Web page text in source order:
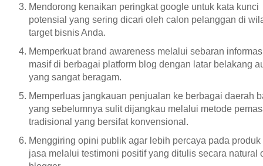
Mendorong kenaikan peringkat google untuk kata kunci
potensial yang sering dicari oleh calon pelanggan di
target bisnis Anda.
Memperkuat brand awareness melalui sebaran
masif di berbagai platform blog dengan latar belakang
yang sangat beragam.
Memperluas jangkauan penjualan ke berbagai daerah
yang sebelumnya sulit dijangkau melalui metode
tradisional yang bersifat konvensional.
Menggiring opini publik agar lebih percaya pada produk
jasa melalui testimoni positif yang ditulis secara natural